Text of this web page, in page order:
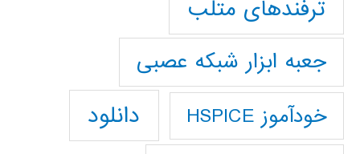
ترفندهای متلب
جعبه ابزار شبکه عصبی
خودآموز HSPICE دانلود